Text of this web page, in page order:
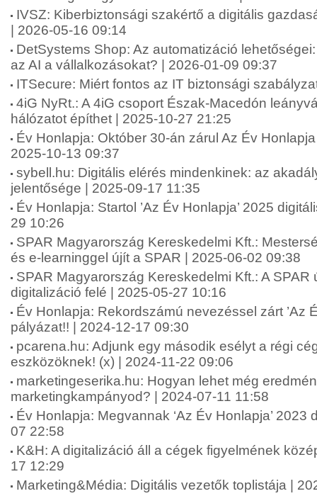
IVSZ: Kiberbiztonsági szakértő a digitális
| 2026-05-16 09:14
DetSystems Shop: Az automatizáció
az AI a vállalkozásokat? | 2026-01-09 09:37
ITSecure: Miért fontos az IT biztonsági
4iG NyRt.: A 4iG csoport Észak-Macedón
hálózatot építhet | 2025-10-27 21:25
Év Honlapja: Október 30-án zárul Az Év
2025-10-13 09:37
sybell.hu: Digitális elérés mindenkinek: az
jelentősége | 2025-09-17 11:35
Év Honlapja: Startol ’Az Év Honlapja’ 2025
29 10:26
SPAR Magyarország Kereskedelmi Kft.:
és e-learninggel újít a SPAR | 2025-06-02 09:38
SPAR Magyarország Kereskedelmi Kft.: A SPAR
digitalizáció felé | 2025-05-27 10:16
Év Honlapja: Rekordszámú nevezéssel zárt ’Az
pályázat!! | 2024-12-17 09:30
pcarena.hu: Adjunk egy második esélyt a régi
eszközöknek! (x) | 2024-11-22 09:06
marketingeserika.hu: Hogyan lehet még
marketingkampányod? | 2024-07-11 11:58
Év Honlapja: Megvannak ‘Az Év Honlapja’ 2023
07 22:58
K&H: A digitalizáció áll a cégek figyelmének
17 12:29
Marketing&Média: Digitális vezetők toplistája |